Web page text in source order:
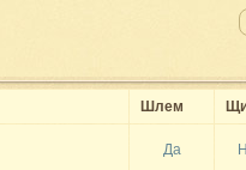
Шлем
Да